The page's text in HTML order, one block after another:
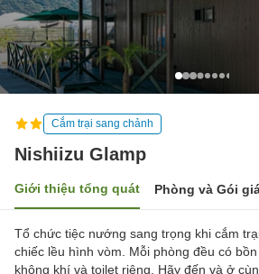
Cắm trại sang chảnh
Nishiizu Glamp
Giới thiệu tổng quát Phòng và Gói
Tổ chức tiệc nướng sang trọng khi cắm
chiếc lều hình vòm. Mỗi phòng đều có
không khí và toilet riêng. Hãy đến và ở